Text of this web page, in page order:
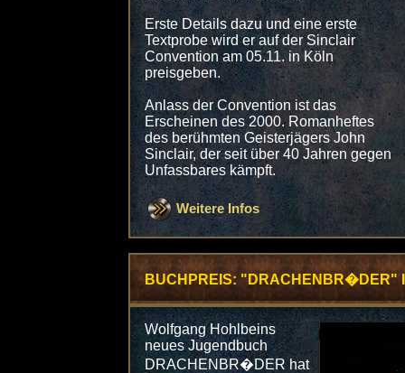
Erste Details dazu und eine erste
Textprobe wird er auf der Sinclair
Convention am 05.11. in Köln
preisgeben.
Anlass der Convention ist das
Erscheinen des 2000. Romanheftes
des berühmten Geisterjägers John
Sinclair, der seit über 40 Jahren gegen
Unfassbares kämpft.
Weitere Infos
BUCHPREIS: "DRACHENBR�DER"
Wolfgang Hohlbeins
neues Jugendbuch
DRACHENBR�DER hat